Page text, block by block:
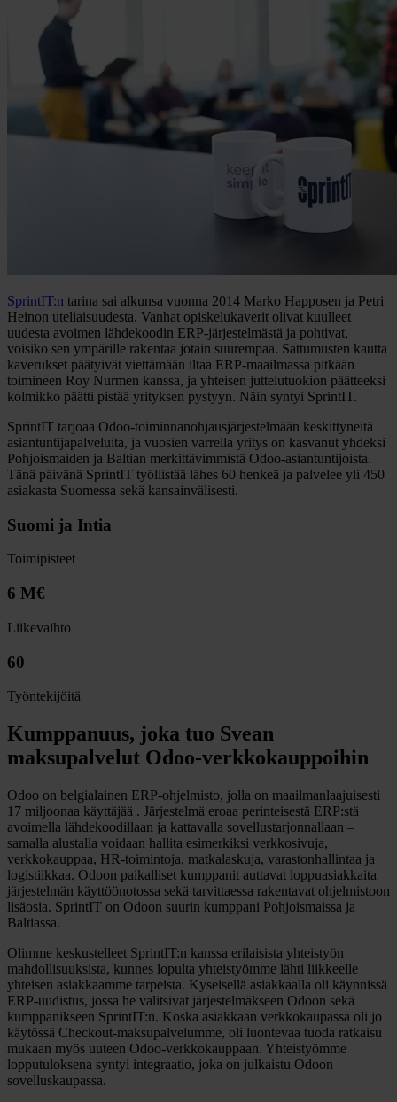
SprintIT:n tarina sai alkunsa vuonna 2014 Marko Happosen ja Petri
Heinon uteliaisuudesta. Vanhat opiskelukaverit olivat kuulleet
uudesta avoimen lähdekoodin ERP-järjestelmästä ja pohtivat,
voisiko sen ympärille rakentaa jotain suurempaa. Sattumusten kautta
kaverukset päätyivät viettämään iltaa ERP-maailmassa pitkään
toimineen Roy Nurmen kanssa, ja yhteisen juttelutuokion päätteeksi
kolmikko päätti pistää yrityksen pystyyn. Näin syntyi SprintIT.
SprintIT tarjoaa Odoo-toiminnanohjausjärjestelmään keskittyneitä
asiantuntijapalveluita, ja vuosien varrella yritys on kasvanut yhdeksi
Pohjoismaiden ja Baltian merkittävimmistä Odoo-asiantuntijoista.
Tänä päivänä SprintIT työllistää lähes 60 henkeä ja palvelee yli 450
asiakasta Suomessa sekä kansainvälisesti.
Suomi ja Intia
Toimipisteet
6 M€
Liikevaihto
60
Työntekijöitä
Kumppanuus, joka tuo Svean
maksupalvelut Odoo-verkkokauppoihin
Odoo on belgialainen ERP-ohjelmisto, jolla on maailmanlaajuisesti
17 miljoonaa käyttäjää . Järjestelmä eroaa perinteisestä ERP:stä
avoimella lähdekoodillaan ja kattavalla sovellustarjonnallaan –
samalla alustalla voidaan hallita esimerkiksi verkkosivuja,
verkkokauppaa, HR-toimintoja, matkalaskuja, varastonhallintaa ja
logistiikkaa. Odoon paikalliset kumppanit auttavat loppuasiakkaita
järjestelmän käyttöönotossa sekä tarvittaessa rakentavat ohjelmistoon
lisäosia. SprintIT on Odoon suurin kumppani Pohjoismaissa ja
Baltiassa.
Olimme keskustelleet SprintIT:n kanssa erilaisista yhteistyön
mahdollisuuksista, kunnes lopulta yhteistyömme lähti liikkeelle
yhteisen asiakkaamme tarpeista. Kyseisellä asiakkaalla oli käynnissä
ERP-uudistus, jossa he valitsivat järjestelmäkseen Odoon sekä
kumppanikseen SprintIT:n. Koska asiakkaan verkkokaupassa oli jo
käytössä Checkout-maksupalvelumme, oli luontevaa tuoda ratkaisu
mukaan myös uuteen Odoo-verkkokauppaan. Yhteistyömme
lopputuloksena syntyi integraatio, joka on julkaistu Odoon
sovelluskaupassa.